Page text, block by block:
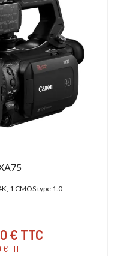
1 CMOS type 1.0
€ TTC
€ HT